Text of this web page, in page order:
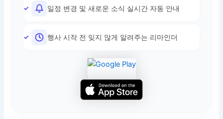
일정 변경 및 새로운 소식 실시간 자동 안내
행사 시작 전 잊지 않게 알려주는 리마인더